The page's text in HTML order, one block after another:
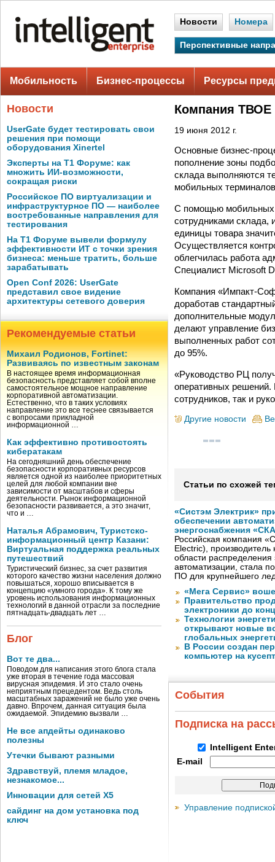
Новости Номера
Перспективные
Мобильность Бизнес-процессы Ресурсы
Новости
UserGate будет тестировать свои
решения при помощи
оборудования Xinertel
Эксперты на Т1 Форуме: как
множить ИИ-возможности,
сокращая риски
Российское ПО виртуализации и
инфраструктурное ПО — наиболее
востребованные направления для
тестирования
На Т1 Форуме вывели формулу
эффективности ИТ с точки зрения
бизнеса: меньше тратить, больше
зарабатывать
Open Conf 2026: UserGate
представил свое видение
архитектуры сетевого доверия
Рекомендуемые статьи
Михаил Родионов, Fortinet:
Развиваясь по известным законам
В настоящее время информационная
безопасность представляет собой вполне
самостоятельное мощное направление
корпоративной автоматизации.
Естественно, что в таких условиях
направление это все теснее связывается
с вопросами прикладной
информационной …
Как эффективно противостоять
кибератакам
На сегодняшний день обеспечение
безопасности корпоративных ресурсов
является одной из наиболее приоритетных
целей для любой компании вне
зависимости от масштабов и сферы
деятельности. Рынок информационной
безопасности развивается, а это значит,
что и …
Наталья Абрамович, Туристско-
информационный центр Казани:
Виртуальная поддержка реальных
путешествий
Туристический бизнес, за счет развития
которого качество жизни населения должно
повышаться, хорошо вписывается в
концепцию «умного города». К тому же
уровень использования информационных
технологий в данной отрасли за последние
пятнадцать-двадцать лет …
Блог
Вот те два...
Поводом для написания этого блога стала
уже вторая в течение года массовая
вирусная эпидемия. И это стало очень
неприятным прецедентом. Ведь столь
масштабных заражений не было уже очень
давно. Впрочем, данная ситуация была
ожидаемой. Эпидемию вызвали …
Не все апдейты одинаково
полезны
Утечки бывают разными
Здравствуй, племя младое,
незнакомое...
Инновации для сетей X5
сайдинг на дом установка под
ключ
Компания ТВОЕ
19 июня 2012 г.
Основные бизнес-
пополнение зоны
склада выполняются
мобильных
С помощью мобильных
сотрудниками склада,
единицы товара
Осуществляется
облегчилась работа
Специалист Microsoft
Компания «Импакт-
доработав
дополнительные
делают управление
выполненных работ
до 95%.
«Руководство РЦ
оперативных решений.
сотрудников, так и
Другие новости
Статьи по схожей
«Систэм Электрик»
обеспечении
энергоснабжения
Российская компания
Electric),
области распределения
автоматизации, стала
ПО для крупнейшего
«Мега Сервис»
Правительство
электроники до
Технологии
открывают новые
глобальных
В России создан
компьютер на
События
Подписка на
Intelligent
E-mail
Управление